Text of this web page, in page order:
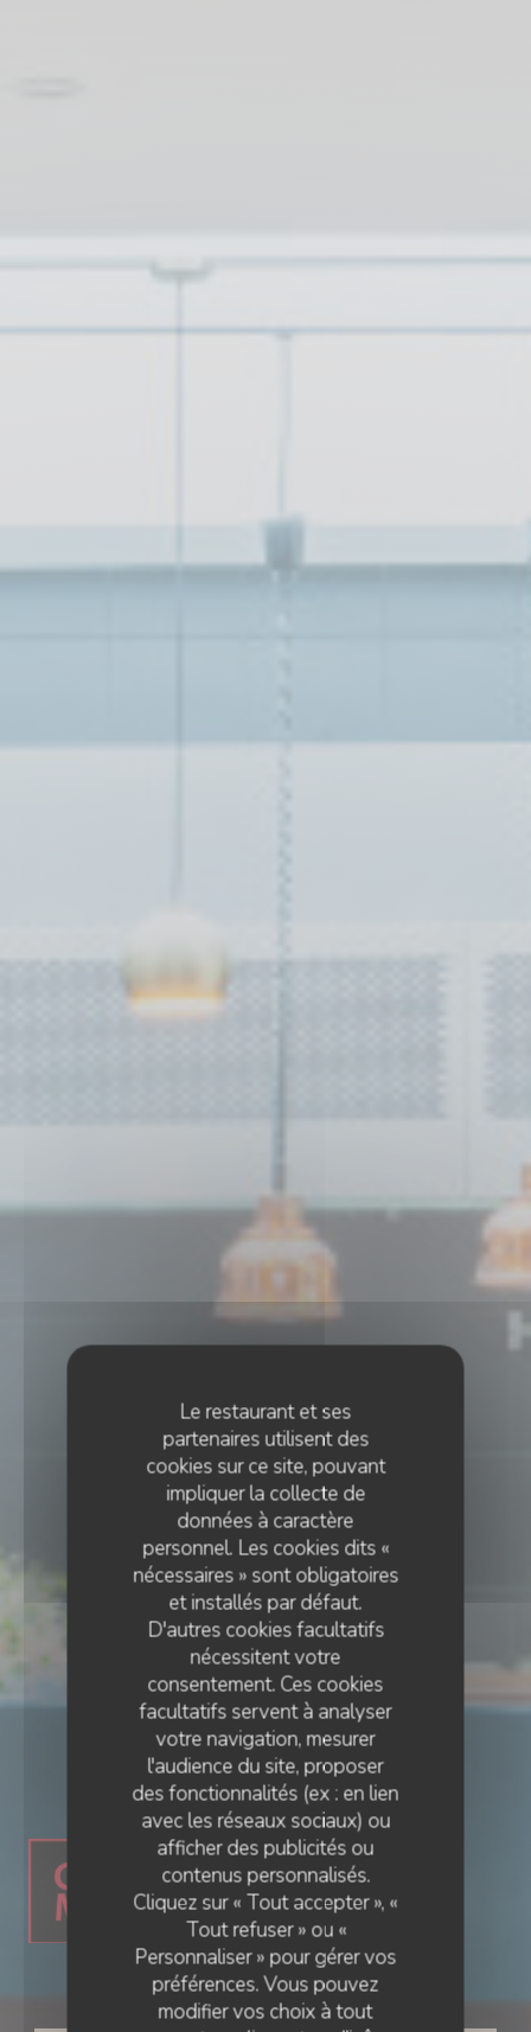
Le restaurant et ses
partenaires utilisent des
cookies sur ce site, pouvant
impliquer la collecte de
données à caractère
personnel. Les cookies dits «
nécessaires » sont obligatoires
et installés par défaut.
D'autres cookies facultatifs
nécessitent votre
consentement. Ces cookies
facultatifs servent à analyser
votre navigation, mesurer
l'audience du site, proposer
des fonctionnalités (ex : en lien
avec les réseaux sociaux) ou
afficher des publicités ou
contenus personnalisés.
Cliquez sur « Tout accepter », «
Tout refuser » ou «
Personnaliser » pour gérer vos
préférences. Vous pouvez
modifier vos choix à tout
RESTAURANT GASTRONOMIQUE
• AMIENS
Ail des Ours